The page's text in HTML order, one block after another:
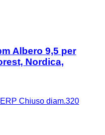
Albero 9,5 per
Nordica,